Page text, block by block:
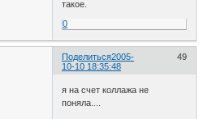
такое.
0
Поделиться 49
2005-
10-10 18:35:48
я на счет коллажа не
поняла....